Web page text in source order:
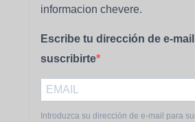
informacion chevere.
Escribe tu dirección de e-
suscribirte
Introduzca su dirección de e-mail para